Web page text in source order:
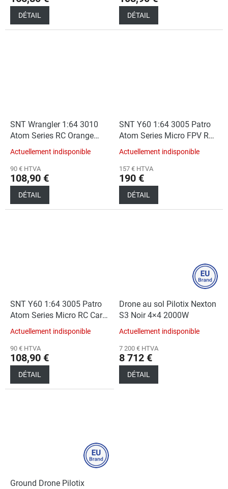
DÉTAIL DÉTAIL
SNT Wrangler 1:64 3010
Atom Series RC Orange
(Car+RC)
Actuellement indisponible
90 € HTVA
108,90 €
DÉTAIL
SNT Y60 1:64 3005 Patro
Atom Series Micro FPV RC
Car Green
(Car+RC+FPVBOX
RACE+Goggles)
Actuellement indisponible
157 € HTVA
190 €
DÉTAIL
SNT Y60 1:64 3005 Patro
Atom Series Micro RC Car
Red (Car+RC)
Actuellement indisponible
90 € HTVA
108,90 €
DÉTAIL
Drone au sol Pilotix Nexton
S3 Noir 4×4 2000W
Actuellement indisponible
7 200 € HTVA
8 712 €
DÉTAIL
Ground Drone Pilotix